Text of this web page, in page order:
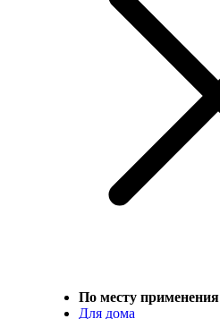
По месту применения
Для дома